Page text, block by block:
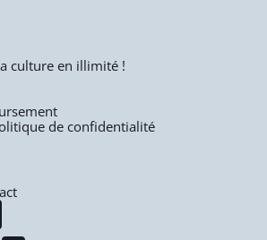
culture en illimité !
de confidentialité